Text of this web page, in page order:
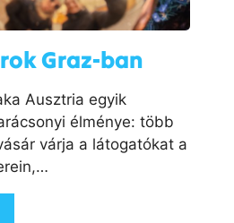
Graz-ban
Ausztria egyik
élménye: több
várja a látogatókat a